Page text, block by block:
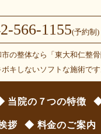
566-1155(予約制)
市の整体なら「東大和仁整
ボキしないソフトな施術で
当院の７つの特徴 ◆
拶 ◆ 料金のご案内